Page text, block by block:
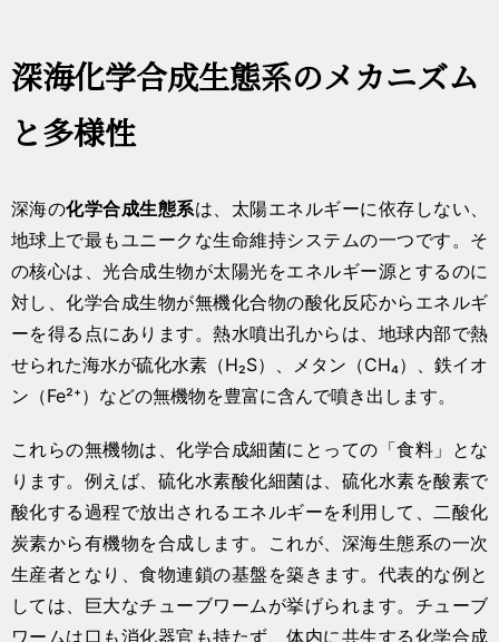
深海化学合成生態系のメカニズム
と多様性
深海の化学合成生態系は、太陽エネルギーに依存しない、
地球上で最もユニークな生命維持システムの一つです。そ
の核心は、光合成生物が太陽光をエネルギー源とするのに
対し、化学合成生物が無機化合物の酸化反応からエネルギ
ーを得る点にあります。熱水噴出孔からは、地球内部で熱
せられた海水が硫化水素（H₂S）、メタン（CH₄）、鉄イオ
ン（Fe²⁺）などの無機物を豊富に含んで噴き出します。
これらの無機物は、化学合成細菌にとっての「食料」とな
ります。例えば、硫化水素酸化細菌は、硫化水素を酸素で
酸化する過程で放出されるエネルギーを利用して、二酸化
炭素から有機物を合成します。これが、深海生態系の一次
生産者となり、食物連鎖の基盤を築きます。代表的な例と
しては、巨大なチューブワームが挙げられます。チューブ
ワームは口も消化器官も持たず、体内に共生する化学合成